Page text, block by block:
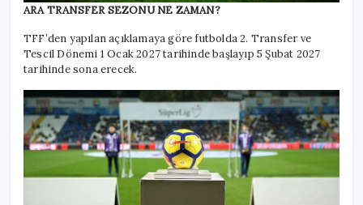
ARA TRANSFER SEZONU NE ZAMAN?
TFF’den yapılan açıklamaya göre futbolda 2. Transfer ve
Tescil Dönemi 1 Ocak 2027 tarihinde başlayıp 5 Şubat 2027
tarihinde sona erecek.